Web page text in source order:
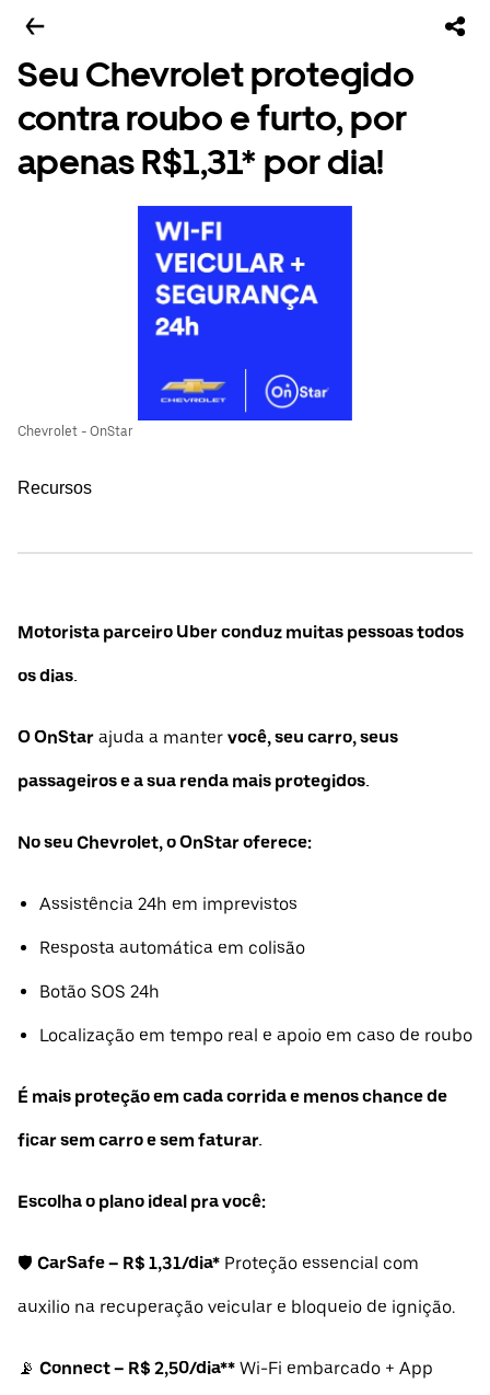
Seu Chevrolet protegido
contra roubo e furto, por
apenas R$1,31* por dia!
Chevrolet - OnStar
Recursos
Motorista parceiro Uber conduz muitas pessoas todos
os dias.
O OnStar ajuda a manter você, seu carro, seus
passageiros e a sua renda mais protegidos.
No seu Chevrolet, o OnStar oferece:
Assistência 24h em imprevistos
Resposta automática em colisão
Botão SOS 24h
Localização em tempo real e apoio em caso de roubo
É mais proteção em cada corrida e menos chance de
ficar sem carro e sem faturar.
Escolha o plano ideal pra você:
🛡️ CarSafe – R$ 1,31/dia* Proteção essencial com
auxilio na recuperação veicular e bloqueio de ignição.
📡 Connect – R$ 2,50/dia** Wi-Fi embarcado + App